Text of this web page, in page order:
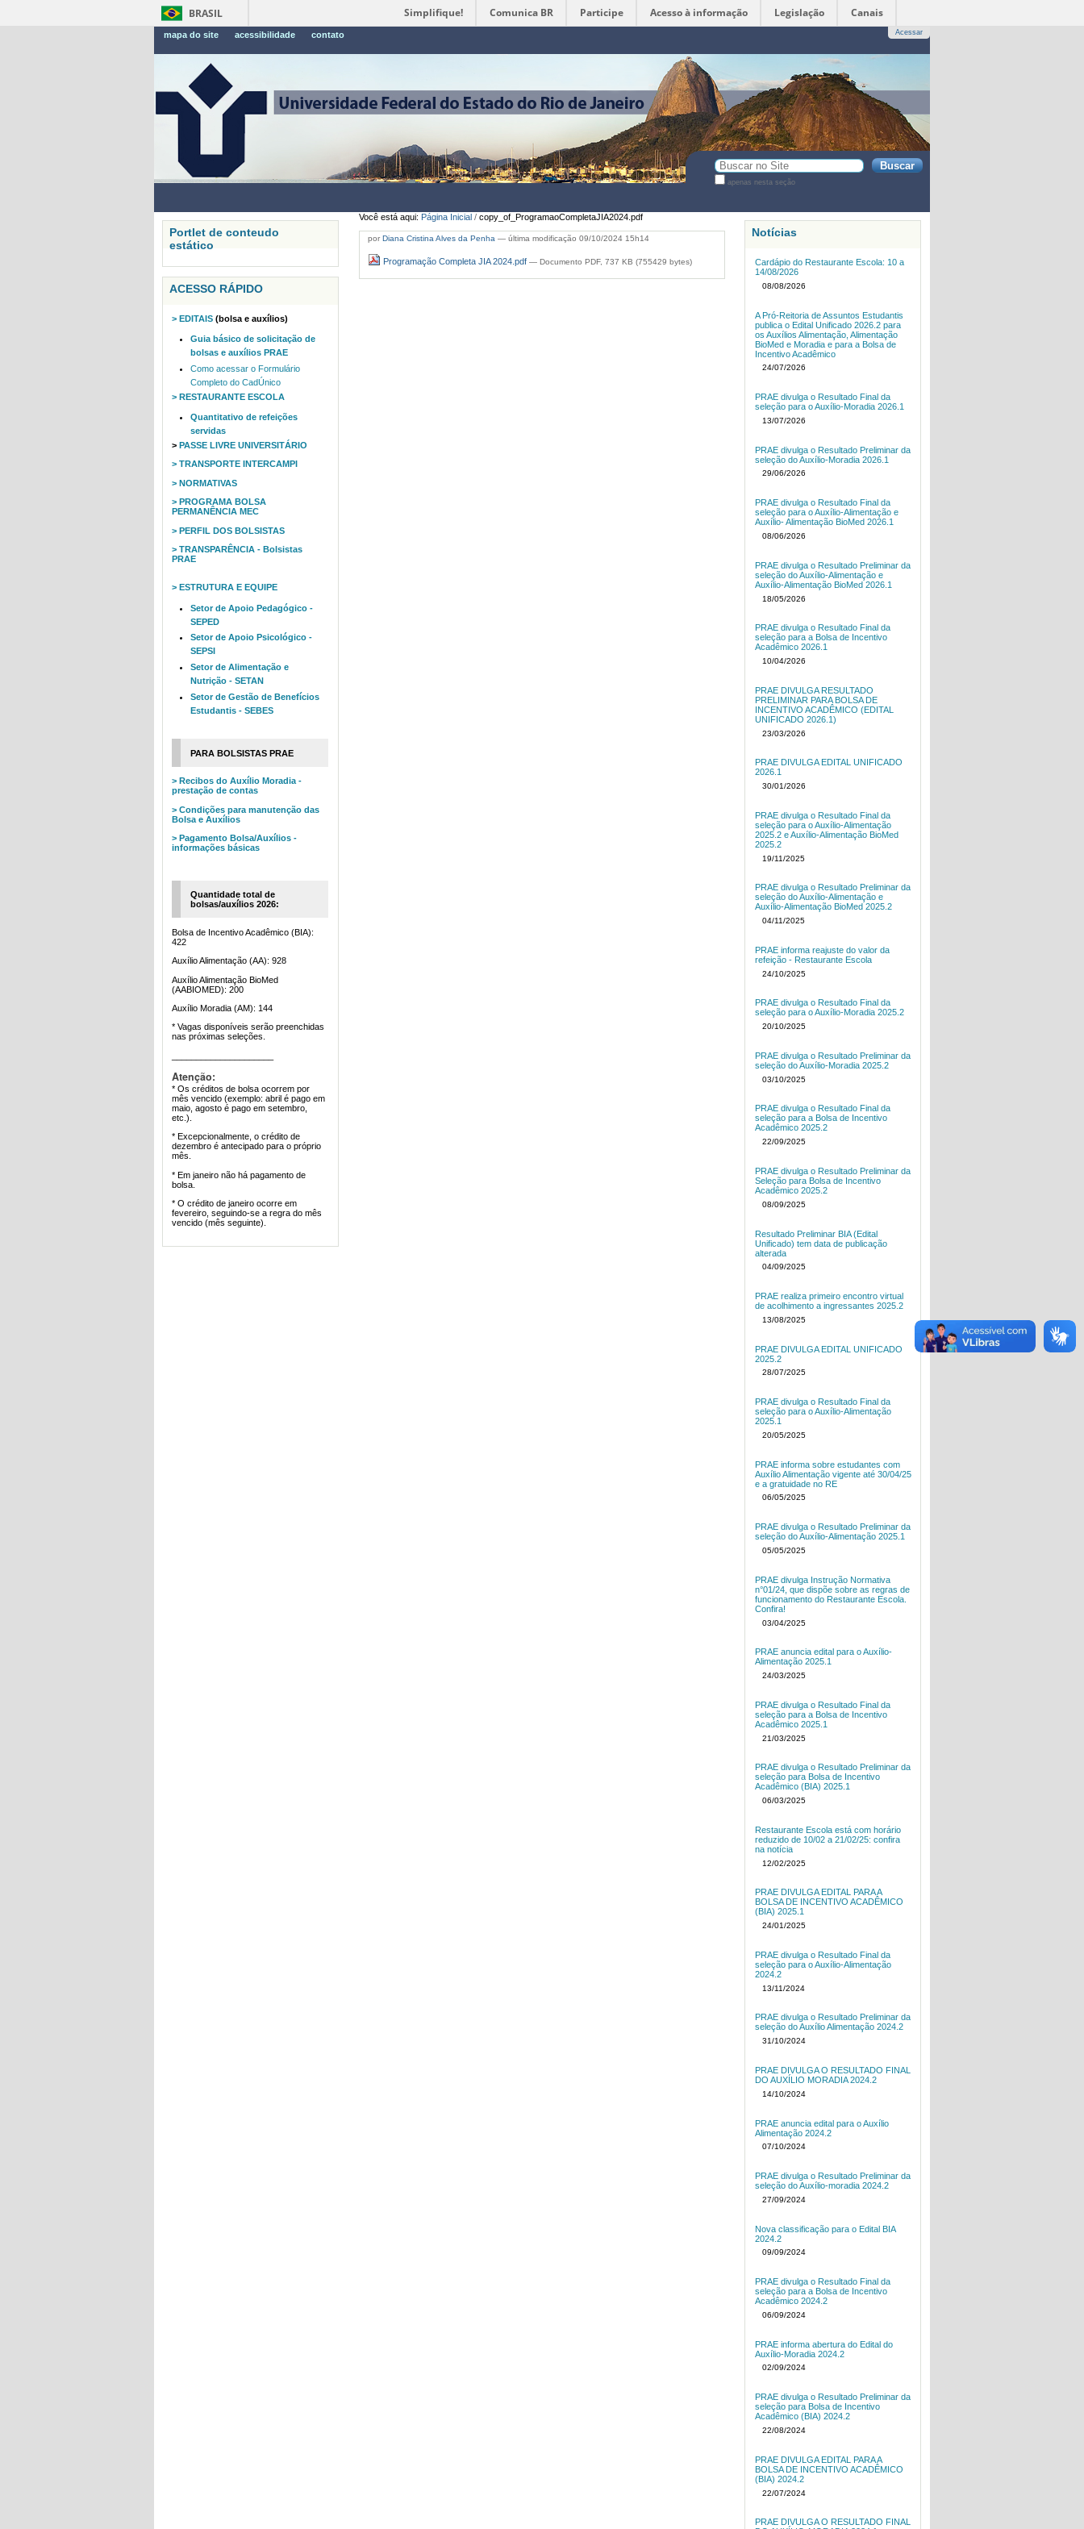
BRASIL Simplifique! Comunica BR Participe Acesso à informação Legislação Canais
mapa do site acessibilidade contato Acessar
Busca
apenas nesta seção
Você está aqui: Página Inicial /copy_of_ProgramaoCompletaJIA2024.pdf
porDiana Cristina Alves da Penha —última modificação 09/10/2024 15h14
Programação Completa JIA 2024.pdf— Documento PDF, 737 KB (755429 bytes)
Portlet de conteudo
estático
ACESSO RÁPIDO
> EDITAIS (bolsa e auxílios)
Guia básico de solicitação de
bolsas e auxílios PRAE
Como acessar o Formulário
Completo do CadÚnico
> RESTAURANTE ESCOLA
Quantitativo de refeições
servidas
> PASSE LIVRE UNIVERSITÁRIO
> TRANSPORTE INTERCAMPI
> NORMATIVAS
> PROGRAMA BOLSA
PERMANÊNCIA MEC
> PERFIL DOS BOLSISTAS
> TRANSPARÊNCIA - Bolsistas
PRAE
> ESTRUTURA E EQUIPE
Setor de Apoio Pedagógico -
SEPED
Setor de Apoio Psicológico -
SEPSI
Setor de Alimentação e
Nutrição - SETAN
Setor de Gestão de Benefícios
Estudantis - SEBES
PARA BOLSISTAS PRAE
> Recibos do Auxílio Moradia -
prestação de contas
> Condições para manutenção das
Bolsa e Auxílios
> Pagamento Bolsa/Auxílios -
informações básicas
Quantidade total de
bolsas/auxílios 2026:
Bolsa de Incentivo Acadêmico (BIA):
422
Auxílio Alimentação (AA): 928
Auxílio Alimentação BioMed
(AABIOMED): 200
Auxílio Moradia (AM): 144
* Vagas disponíveis serão preenchidas
nas próximas seleções.
Atenção:
* Os créditos de bolsa ocorrem por
mês vencido (exemplo: abril é pago em
maio, agosto é pago em setembro,
etc.).
* Excepcionalmente, o crédito de
dezembro é antecipado para o próprio
mês.
* Em janeiro não há pagamento de
bolsa.
* O crédito de janeiro ocorre em
fevereiro, seguindo-se a regra do mês
vencido (mês seguinte).
Notícias
Cardápio do Restaurante Escola: 10 a
14/08/2026
08/08/2026
A Pró-Reitoria de Assuntos Estudantis
publica o Edital Unificado 2026.2 para
os Auxílios Alimentação, Alimentação
BioMed e Moradia e para a Bolsa de
Incentivo Acadêmico
24/07/2026
PRAE divulga o Resultado Final da
seleção para o Auxílio-Moradia 2026.1
13/07/2026
PRAE divulga o Resultado Preliminar da
seleção do Auxílio-Moradia 2026.1
29/06/2026
PRAE divulga o Resultado Final da
seleção para o Auxílio-Alimentação e
Auxílio- Alimentação BioMed 2026.1
08/06/2026
PRAE divulga o Resultado Preliminar da
seleção do Auxílio-Alimentação e
Auxílio-Alimentação BioMed 2026.1
18/05/2026
PRAE divulga o Resultado Final da
seleção para a Bolsa de Incentivo
Acadêmico 2026.1
10/04/2026
PRAE DIVULGA RESULTADO
PRELIMINAR PARA BOLSA DE
INCENTIVO ACADÊMICO (EDITAL
UNIFICADO 2026.1)
23/03/2026
PRAE DIVULGA EDITAL UNIFICADO
2026.1
30/01/2026
PRAE divulga o Resultado Final da
seleção para o Auxílio-Alimentação
2025.2 e Auxílio-Alimentação BioMed
2025.2
19/11/2025
PRAE divulga o Resultado Preliminar da
seleção do Auxílio-Alimentação e
Auxílio-Alimentação BioMed 2025.2
04/11/2025
PRAE informa reajuste do valor da
refeição - Restaurante Escola
24/10/2025
PRAE divulga o Resultado Final da
seleção para o Auxílio-Moradia 2025.2
20/10/2025
PRAE divulga o Resultado Preliminar da
seleção do Auxílio-Moradia 2025.2
03/10/2025
PRAE divulga o Resultado Final da
seleção para a Bolsa de Incentivo
Acadêmico 2025.2
22/09/2025
PRAE divulga o Resultado Preliminar da
Seleção para Bolsa de Incentivo
Acadêmico 2025.2
08/09/2025
Resultado Preliminar BIA (Edital
Unificado) tem data de publicação
alterada
04/09/2025
PRAE realiza primeiro encontro virtual
de acolhimento a ingressantes 2025.2
13/08/2025
PRAE DIVULGA EDITAL UNIFICADO
2025.2
28/07/2025
PRAE divulga o Resultado Final da
seleção para o Auxílio-Alimentação
2025.1
20/05/2025
PRAE informa sobre estudantes com
Auxílio Alimentação vigente até 30/04/25
e a gratuidade no RE
06/05/2025
PRAE divulga o Resultado Preliminar da
seleção do Auxílio-Alimentação 2025.1
05/05/2025
PRAE divulga Instrução Normativa
n°01/24, que dispõe sobre as regras de
funcionamento do Restaurante Escola.
Confira!
03/04/2025
PRAE anuncia edital para o Auxílio-
Alimentação 2025.1
24/03/2025
PRAE divulga o Resultado Final da
seleção para a Bolsa de Incentivo
Acadêmico 2025.1
21/03/2025
PRAE divulga o Resultado Preliminar da
seleção para Bolsa de Incentivo
Acadêmico (BIA) 2025.1
06/03/2025
Restaurante Escola está com horário
reduzido de 10/02 a 21/02/25: confira
na notícia
12/02/2025
PRAE DIVULGA EDITAL PARA A
BOLSA DE INCENTIVO ACADÊMICO
(BIA) 2025.1
24/01/2025
PRAE divulga o Resultado Final da
seleção para o Auxílio-Alimentação
2024.2
13/11/2024
PRAE divulga o Resultado Preliminar da
seleção do Auxílio Alimentação 2024.2
31/10/2024
PRAE DIVULGA O RESULTADO FINAL
DO AUXÍLIO MORADIA 2024.2
14/10/2024
PRAE anuncia edital para o Auxílio
Alimentação 2024.2
07/10/2024
PRAE divulga o Resultado Preliminar da
seleção do Auxílio-moradia 2024.2
27/09/2024
Nova classificação para o Edital BIA
2024.2
09/09/2024
PRAE divulga o Resultado Final da
seleção para a Bolsa de Incentivo
Acadêmico 2024.2
06/09/2024
PRAE informa abertura do Edital do
Auxílio-Moradia 2024.2
02/09/2024
PRAE divulga o Resultado Preliminar da
seleção para Bolsa de Incentivo
Acadêmico (BIA) 2024.2
22/08/2024
PRAE DIVULGA EDITAL PARA A
BOLSA DE INCENTIVO ACADÊMICO
(BIA) 2024.2
22/07/2024
PRAE DIVULGA O RESULTADO FINAL